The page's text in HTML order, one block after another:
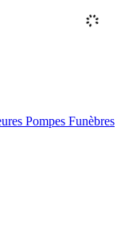
Pompes Funèbres